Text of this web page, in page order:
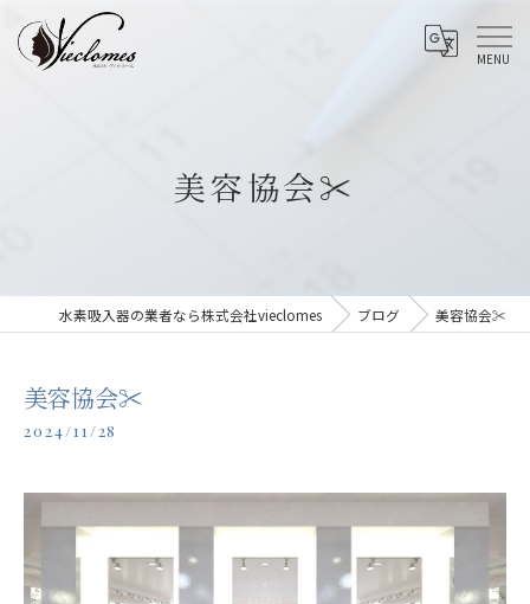
美容協会✂️
水素吸入器の業者なら株式会社vieclomes ブログ 美容協会✂️
美容協会✂️
2024/11/28